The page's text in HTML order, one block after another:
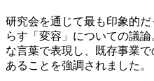
研究会を通じて最も印象的
らす「変容」についての議
な言葉で表現し、既存事業
あることを強調されました。